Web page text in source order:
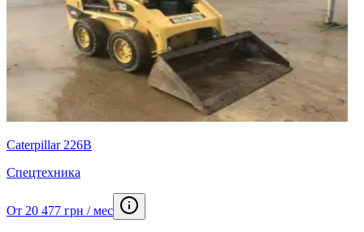
Caterpillar 226B
Спецтехника
От 20 477 грн / мес